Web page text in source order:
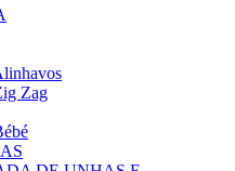
Zag